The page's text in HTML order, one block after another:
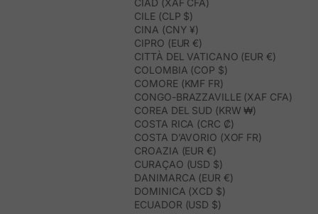
CIAD (XAF CFA)
CILE (CLP $)
CINA (CNY ¥)
CIPRO (EUR €)
CITTÀ DEL VATICANO (EUR €)
COLOMBIA (COP $)
COMORE (KMF FR)
CONGO-BRAZZAVILLE (XAF CFA)
COREA DEL SUD (KRW ₩)
COSTA RICA (CRC ₡)
COSTA D’AVORIO (XOF FR)
CROAZIA (EUR €)
CURAÇAO (USD $)
DANIMARCA (EUR €)
DOMINICA (XCD $)
ECUADOR (USD $)